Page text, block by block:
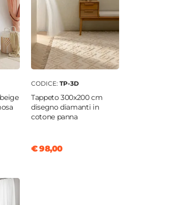
CODICE: TP-3D
Tappeto 300x200 cm
disegno diamanti in
cotone panna
€ 98,00